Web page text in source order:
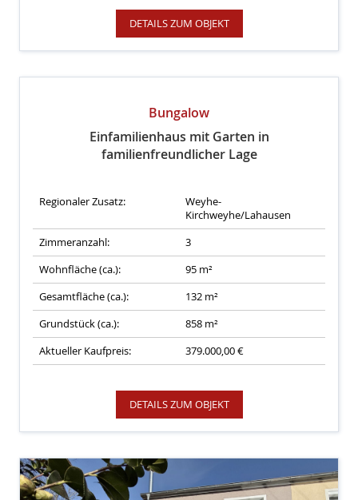
DETAILS ZUM OBJEKT
Bungalow
Einfamilienhaus mit Garten in
familienfreundlicher Lage
Regionaler Zusatz:
Weyhe-
Kirchweyhe/Lahausen
Zimmeranzahl:
3
Wohnfläche (ca.):
95 m²
Gesamtfläche (ca.):
132 m²
Grundstück (ca.):
858 m²
Aktueller Kaufpreis:
379.000,00 €
DETAILS ZUM OBJEKT